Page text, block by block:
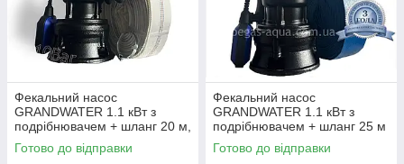
Фекальний насос
GRANDWATER 1.1 кВт з
подрібнювачем + шланг 20 м,
металевий трос, зажими,
хомут, рукавиці (комплект)
Готово до відправки
Фекальний насос
GRANDWATER 1.1 кВт з
подрібнювачем + шланг 25 м
(комплект) гарантія 3 роки
Готово до відправки